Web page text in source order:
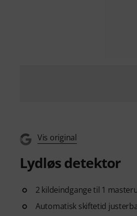
Vis original
Lydløs detektor
2 kildeindgange til 1
Automatisk skiftetid